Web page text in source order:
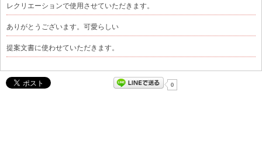
レクリエーションで使用させていただきます。
ありがとうございます。可愛らしい
提案文書に使わせていただきます。
0